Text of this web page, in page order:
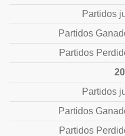
Partidos
Partidos
Partidos
Partidos
Partidos
Partidos